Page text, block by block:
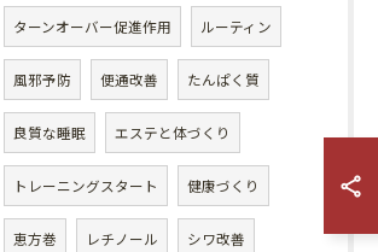
ターンオーバー促進作用 ルーティン
風邪予防 便通改善 たんぱく質
良質な睡眠 エステと体づくり
トレーニングスタート 健康づくり
恵方巻 レチノール シワ改善